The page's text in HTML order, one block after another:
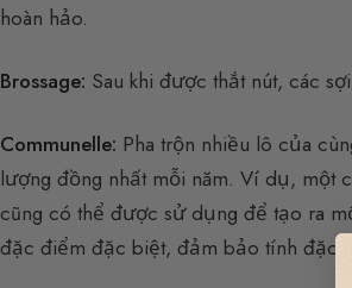
hoàn hảo.
Brossage: Sau khi được thắt nút, các
Communelle: Pha trộn nhiều lô của
lượng đồng nhất mỗi năm. Ví dụ, một
cũng có thể được sử dụng để tạo ra
đặc điểm đặc biệt, đảm bảo tính đặc